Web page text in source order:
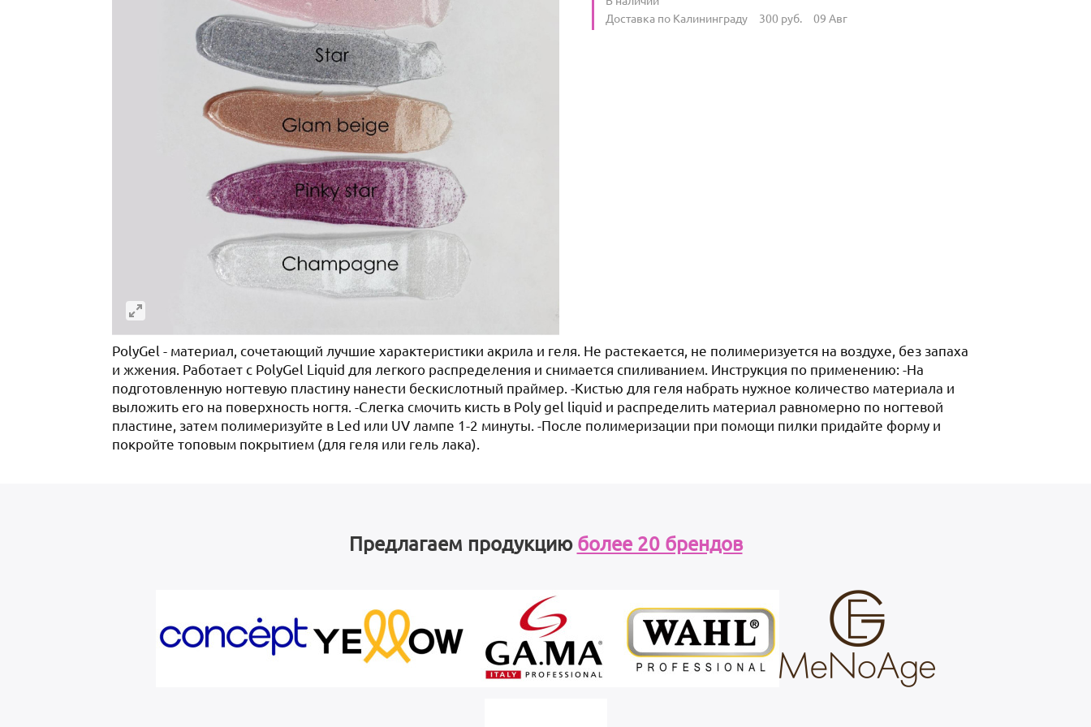
Условия доставки
Доставка по Калининграду 300 руб. 09 Авг
PolyGel - материал, сочетающий лучшие характеристики акрила и геля. Не растекается, не полимеризуется на воздухе, без запаха
и жжения. Работает с PolyGel Liquid для легкого распределения и снимается спиливанием. Инструкция по применению: -На
подготовленную ногтевую пластину нанести бескислотный праймер. -Кистью для геля набрать нужное количество материала и
выложить его на поверхность ногтя. -Слегка смочить кисть в Poly gel liquid и распределить материал равномерно по ногтевой
пластине, затем полимеризуйте в Led или UV лампе 1-2 минуты. -После полимеризации при помощи пилки придайте форму и
покройте топовым покрытием (для геля или гель лака).
Предлагаем продукцию более 20 брендов